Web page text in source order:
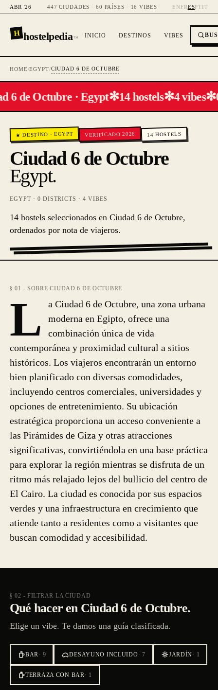
ABR '26 447 CIUDADES · 60 PAÍSES · 16 VIBES EN FRESPTIT
H hostelpedia™ INICIO DESTINOS VIBES
HOME/EGYPT/CIUDAD 6 DE OCTUBRE
6 de Octubre · Egypt✻14 hostels✻4 vibes✻
★ DESTINO ·EGYPT VERIFICADO 2026 14 HOSTELS
Ciudad 6 de Octubre
Egypt.
EGYPT · 0 DISTRICTS ·4 VIBES
14 hostels seleccionados en Ciudad 6 de Octubre,
ordenados por nota de viajeros.
§ 01 - SOBRE CIUDAD 6 DE OCTUBRE
L
a Ciudad 6 de Octubre, una zona urbana
moderna en Egipto, ofrece una
combinación única de vida
contemporánea y proximidad cultural a sitios
históricos. Los viajeros encontrarán un entorno
bien planificado con diversas comodidades,
incluyendo centros comerciales, universidades y
opciones de entretenimiento. Su ubicación
estratégica proporciona un acceso conveniente a
las Pirámides de Giza y otras atracciones
significativas, convirtiéndola en una base práctica
para explorar la región mientras se disfruta de un
ritmo más relajado lejos del bullicio del centro de
El Cairo. La ciudad es conocida por sus espacios
verdes y una infraestructura en crecimiento que
atiende tanto a residentes como a visitantes que
buscan comodidad y accesibilidad.
§ 02 - FILTRAR LA CIUDAD
Qué hacer en Ciudad 6 de Octubre.
Elige un vibe. Te damos una guía clasificada.
BAR· 9 DESAYUNO INCLUIDO·7 JARDÍN· 1
TERRAZA CON BAR· 1